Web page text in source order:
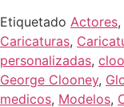
Etiquetado Actores,
Caricaturas,
personalizadas,
George Clooney,
medicos, Modelos,